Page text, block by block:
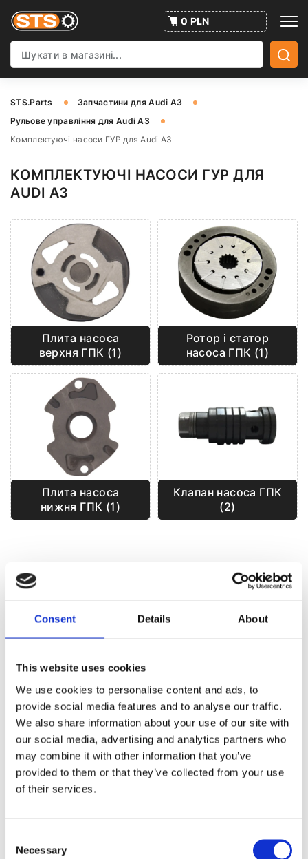
Consent Details About
This website uses cookies
We use cookies to personalise content and ads, to
provide social media features and to analyse our traffic.
We also share information about your use of our site with
our social media, advertising and analytics partners who
may combine it with other information that you’ve
provided to them or that they’ve collected from your use
of their services.
Selection
Necessary
0 PLN
STS.Parts
Запчастини для Audi A3
Рульове управління для Audi A3
Комплектуючі насоси ГУР для Audi A3
КОМПЛЕКТУЮЧІ НАСОСИ ГУР ДЛЯ
AUDI A3
Плита насоса
верхня ГПК (1)
Ротор і статор
насоса ГПК (1)
Плита насоса
нижня ГПК (1)
Клапан насоса ГПК
(2)
Обслуговування автокондиціонера: чому не можна
заправляти фреон «на око»?
Audi